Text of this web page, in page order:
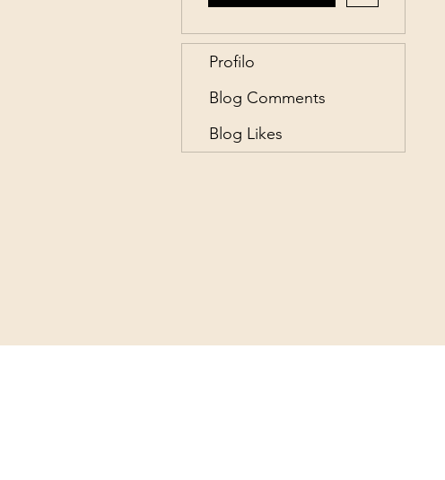
Profilo
Blog Comments
Blog Likes